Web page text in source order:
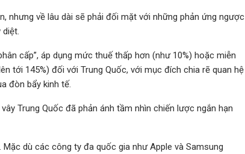
nhưng về lâu dài sẽ phải đối mặt với những phản ứng ngược
diệt.
cấp”, áp dụng mức thuế thấp hơn (như 10%) hoặc miễn
tới 145%) đối với Trung Quốc, với mục đích chia rẽ quan hệ
đòn bẩy kinh tế.
Trung Quốc đã phản ánh tầm nhìn chiến lược ngắn hạn
dù các công ty đa quốc gia như Apple và Samsung